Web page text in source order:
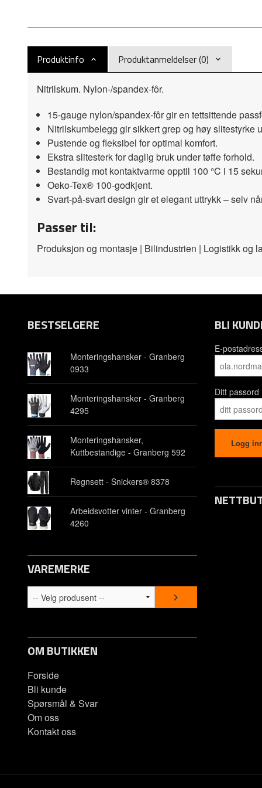
Produktinfo Produktanmeldelser (0)
Nitrilskum. Nylon-/spandex‑fôr.
15-gauge nylon/spandex-fôr gir en tettsittende
Nitrilskumbelegg gir sikkert grep og høy slitestyrke
Pustende og fleksibel for optimal komfort.
Ekstra slitesterk for daglig bruk under tøffe forhold.
Bestandig mot kontaktvarme opptil 100 °C i 15
Oeko-Tex® 100-godkjent.
Svart-på-svart design gir et elegant uttrykk – selv
Passer til:
Produksjon og montasje | Bilindustrien | Logistikk og
BESTSELGERE
Monteringshansker - Granberg
0933
Monteringshansker - Granberg
4295
Monteringshansker,
Kuttbestandige - Granberg 592
Regnsett - Snickers® 8378
Arbeidsvotter vinter - Granberg
4260
VAREMERKE
OM BUTIKKEN
Forside
Bli kunde
Spørsmål & Svar
Om oss
Kontakt oss
BLI
E-
Ditt passord